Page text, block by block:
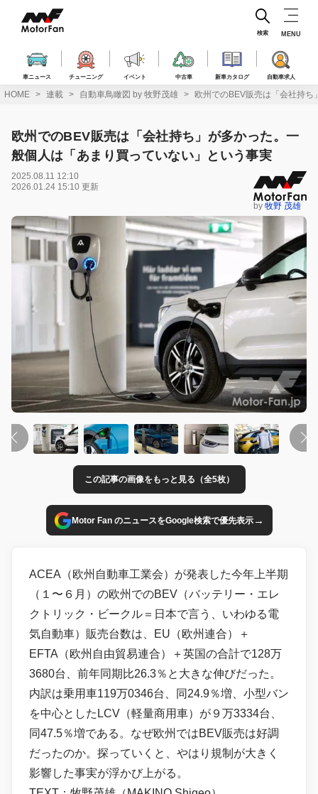
ス
車ニュース チューニング イベント 中古車 新車カタログ 自動車求人
検索 MENU
HOME 連載 自動車鳥瞰図 by 牧野茂雄 欧州でのBEV販売は「会社持
欧州でのBEV販売は「会社持ち」が多かった。一
般個人は「あまり買っていない」という事実
2025.08.11 12:10
2026.01.24 15:10 更新
by 牧野 茂雄
この記事の画像をもっと見る（全5枚）
Motor Fan のニュースをGoogle検索で優先表示→
ACEA（欧州自動車工業会）が発表した今年上半期
（１〜６月）の欧州でのBEV（バッテリー・エレ
クトリック・ビークル＝日本で言う、いわゆる電
気自動車）販売台数は、EU（欧州連合）＋
EFTA（欧州自由貿易連合）＋英国の合計で128万
3680台、前年同期比26.3％と大きな伸びだった。
内訳は乗用車119万0346台、同24.9％増、小型バン
を中心としたLCV（軽量商用車）が９万3334台、
同47.5％増である。なぜ欧州ではBEV販売は好調
だったのか。探っていくと、やはり規制が大きく
影響した事実が浮かび上がる。